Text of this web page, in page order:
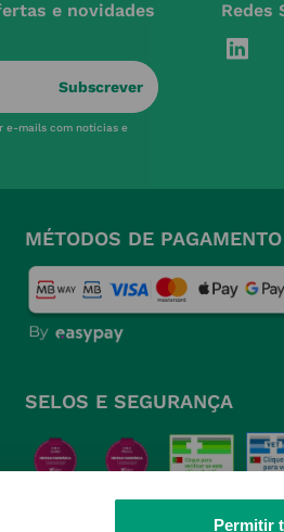
Permitir
e novidades
Subscrever
e-mails com notícias e
Redes
MÉTODOS DE PAGAMENTO
SELOS E SEGURANÇA